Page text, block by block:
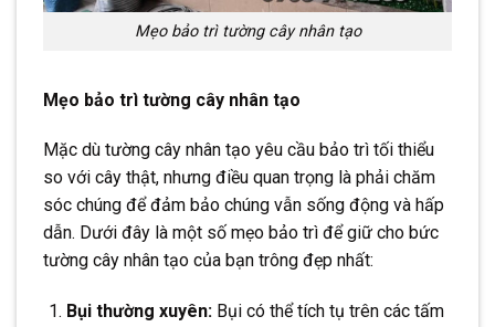
Mẹo bảo trì tường cây nhân tạo
Mẹo bảo trì tường cây nhân tạo
Mặc dù tường cây nhân tạo yêu cầu bảo trì tối thiểu
so với cây thật, nhưng điều quan trọng là phải chăm
sóc chúng để đảm bảo chúng vẫn sống động và hấp
dẫn. Dưới đây là một số mẹo bảo trì để giữ cho bức
tường cây nhân tạo của bạn trông đẹp nhất:
Bụi thường xuyên:Bụi có thể tích tụ trên các tấm